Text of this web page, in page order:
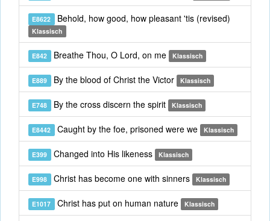
E8622 Behold, how good, how pleasant 'tis (revised)
Klassisch
E842 Breathe Thou, O Lord, on me Klassisch
E889 By the blood of Christ the Victor Klassisch
E748 By the cross discern the spirit Klassisch
E8442 Caught by the foe, prisoned were we Klassisch
E399 Changed into His likeness Klassisch
E998 Christ has become one with sinners Klassisch
E1017 Christ has put on human nature Klassisch